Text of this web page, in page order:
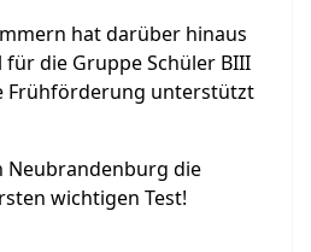
hat darüber hinaus
für die Gruppe Schüler BIII
Frühförderung unterstützt
Neubrandenburg die
wichtigen Test!